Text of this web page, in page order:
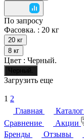
По запросу
Фасовка. : 20 кг
20 кг
8 кг
Цвет : Черный.
Черный.
Загрузить еще
1 2
Главная
Каталог
Сравнение
Акции
Бренды
Отзывы